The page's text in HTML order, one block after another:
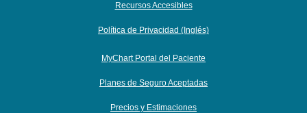
Recursos Accesibles
Política de Privacidad (Inglés)
MyChart Portal del Paciente
Planes de Seguro Aceptadas
Precios y Estimaciones